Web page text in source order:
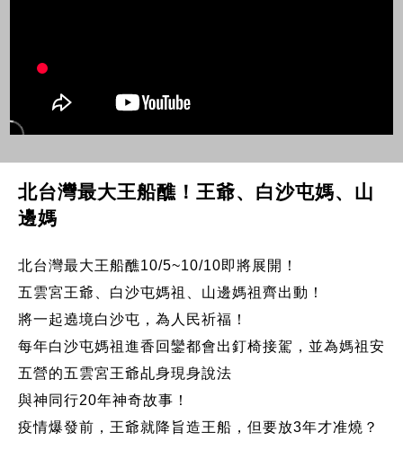
北台灣最大王船醮！王爺、白沙屯媽、山
邊媽
北台灣最大王船醮10/5~10/10即將展開！
五雲宮王爺、白沙屯媽祖、山邊媽祖齊出動！
將一起遶境白沙屯，為人民祈福！
每年白沙屯媽祖進香回鑾都會出釘椅接駕，並為媽祖安
五營的五雲宮王爺乩身現身說法
與神同行20年神奇故事！
疫情爆發前，王爺就降旨造王船，但要放3年才准燒？